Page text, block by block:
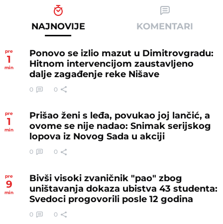
NAJNOVIJE KOMENTARI
pre
1
min
Ponovo se izlio mazut u Dimitrovgradu:
Hitnom intervencijom zaustavljeno
dalje zagađenje reke Nišave
0 0
pre
1
min
Prišao ženi s leđa, povukao joj lančić, a
ovome se nije nadao: Snimak serijskog
lopova iz Novog Sada u akciji
0 0
pre
9
min
Bivši visoki zvaničnik "pao" zbog
uništavanja dokaza ubistva 43 studenta:
Svedoci progovorili posle 12 godina
0 0